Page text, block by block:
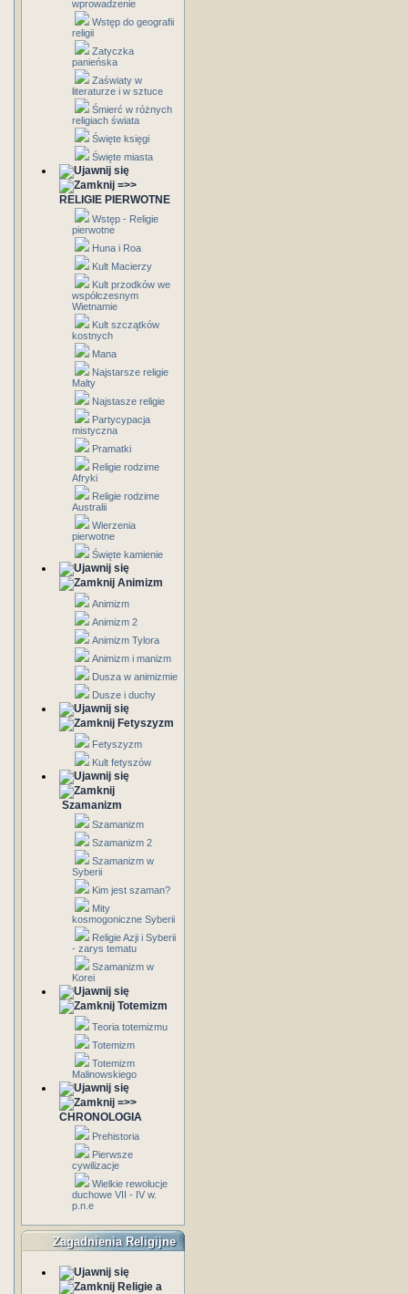
wprowadzenie
Wstęp do geografii
religii
Zatyczka
panieńska
Zaświaty w
literaturze i w sztuce
Śmierć w różnych
religiach świata
Święte księgi
Święte miasta
=>>
RELIGIE PIERWOTNE
Wstęp - Religie
pierwotne
Huna i Roa
Kult Macierzy
Kult przodków we
współczesnym
Wietnamie
Kult szczątków
kostnych
Mana
Najstarsze religie
Malty
Najstasze religie
Partycypacja
mistyczna
Pramatki
Religie rodzime
Afryki
Religie rodzime
Australii
Wierzenia
pierwotne
Święte kamienie
Animizm
Animizm
Animizm 2
Animizm Tylora
Animizm i manizm
Dusza w animizmie
Dusze i duchy
Fetyszyzm
Fetyszyzm
Kult fetyszów
Szamanizm
Szamanizm
Szamanizm 2
Szamanizm w
Syberii
Kim jest szaman?
Mity
kosmogoniczne Syberii
Religie Azji i Syberii
- zarys tematu
Szamanizm w
Korei
Totemizm
Teoria totemizmu
Totemizm
Totemizm
Malinowskiego
=>>
CHRONOLOGIA
Prehistoria
Pierwsze
cywilizacje
Wielkie rewolucje
duchowe VII - IV w.
p.n.e
Zagadnienia Religijne
Religie a